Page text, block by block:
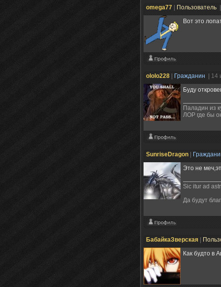
omega77 Пользователь
Вот это
ololo228 Гражданин
|
Буду
Паладин из
ЛОР где бы
SunriseDragon
Это не
Sic itur ad
Да будут
БабайкаЗверская
Как будто в